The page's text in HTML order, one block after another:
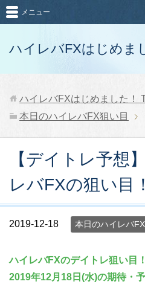
ハイレバFXはじめま
メニュー
ハイレバFXはじめました！
本日のハイレバFX狙い目
【デイトレ予想
レバFXの狙い目！
2019-12-18 本日のハイレバ
ハイレバFXのデイトレ狙い目！
2019年12月18日(水)の期待・